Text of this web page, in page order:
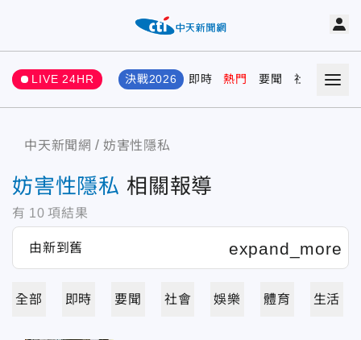
LIVE 24HR 決戰2026 即時 熱門 要聞 社會 娛樂
中天新聞網 妨害性隱私
妨害性隱私 相關報導
有 10 項結果
全部 即時 要聞 社會 娛樂 體育 生活